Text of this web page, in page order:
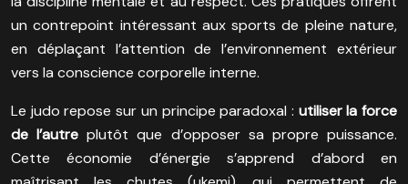
un contrepoint intéressant aux sports de pleine nature,
en déplaçant l’attention de l’environnement extérieur
vers la conscience corporelle interne.
Le judo repose sur un principe paradoxal : utiliser la force
de l’autre plutôt que d’opposer sa propre puissance.
Cette économie d’énergie s’apprend d’abord en